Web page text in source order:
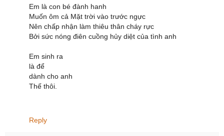
Em là con bé đành hanh
Muốn ôm cả Mặt trời vào trước ngực
Nên chấp nhận làm thiêu thân cháy rực
Bởi sức nóng điên cuồng hủy diệt của tình anh
Em sinh ra
là để
dành cho anh
Thế thôi.
Reply